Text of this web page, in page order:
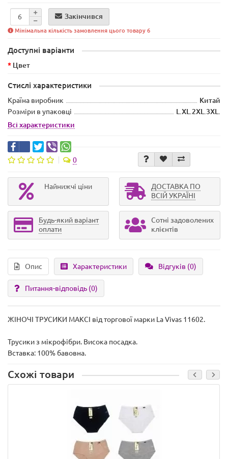
Закінчився
Мінімальна кількість замовлення цього товару 6
Доступні варіанти
Цвет
Стислі характеристики
Країна виробник
Китай
Розміри в упаковці
L.XL.2XL.3XL.
Всі характеристики
0
Найнижчі ціни
ДОСТАВКА ПО
ВСІЙ УКРАЇНІ
Будь-який варіант
оплати
Сотні задоволених
клієнтів
Опис Характеристики Відгуків (0)
Питання-відповідь (0)
ЖІНОЧІ ТРУСИКИ МАКСІ від торгової марки La Vivas 11602.
Трусики з мікрофібри. Висока посадка.
Вставка: 100% бавовна.
Схожі товари